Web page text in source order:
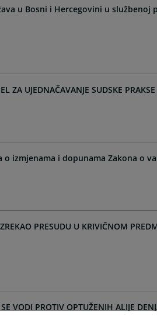
u Bosni i Hercegovini u
ZA UJEDNAČAVANJE SUDSKE
izmjenama i dopunama Zakona o
PRESUDU U KRIVIČNOM
VODI PROTIV OPTUŽENIH ALIJE